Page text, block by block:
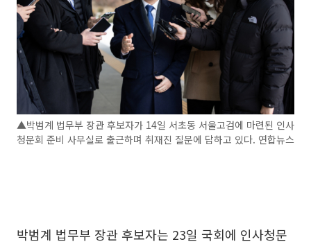
▲박범계 법무부 장관 후보자가 14일 서초동 서울고검에 마련된 인사
청문회 준비 사무실로 출근하며 취재진 질문에 답하고 있다. 연합뉴스
박범계 법무부 장관 후보자는 23일 국회에 인사청문